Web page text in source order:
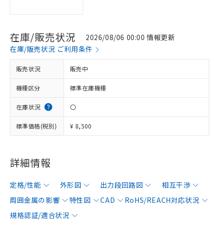
在庫/販売状況
2026/08/06 00:00 情報更新
在庫/販売状況 ご利用条件
販売状況 販売中
機種区分 標準在庫機種
在庫状況 〇
標準価格(税別) ¥ 8,500
詳細情報
定格/性能 外形図 出力段回路図
相互干渉
周囲金属の影響
特性図 CAD
RoHS/REACH対応状況
規格認証/適合状況